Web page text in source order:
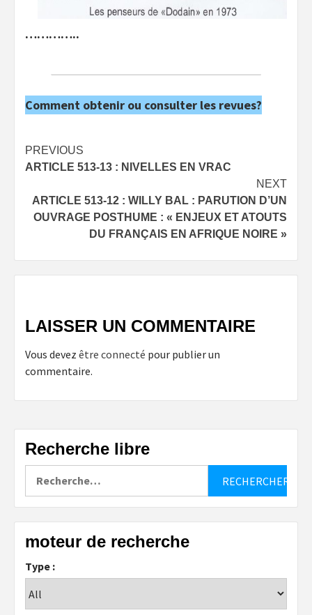
…………..
Comment obtenir ou consulter les revues?
Post
navigation
PREVIOUS
ARTICLE 513-13 : NIVELLES EN VRAC
NEXT
ARTICLE 513-12 : WILLY BAL : PARUTION D’UN
OUVRAGE POSTHUME : « ENJEUX ET ATOUTS
DU FRANÇAIS EN AFRIQUE NOIRE »
LAISSER UN COMMENTAIRE
Vous devez être connecté pour publier un
commentaire.
Recherche libre
moteur de recherche
Type :